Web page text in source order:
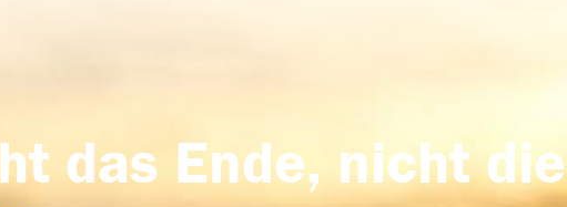
das Ende, nicht die